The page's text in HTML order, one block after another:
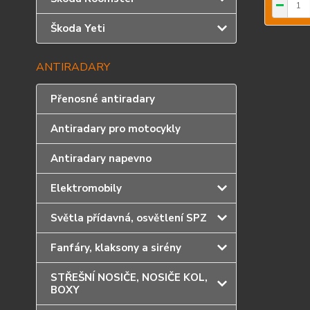
Škoda Yeti
ANTIRADARY
Přenosné antiradary
Antiradary pro motocykly
Antiradary napevno
Elektromobily
Světla přídavná, osvětlení SPZ
Fanfáry, klaksony a sirény
STŘEŠNÍ NOSIČE, NOSIČE KOL,
BOXY